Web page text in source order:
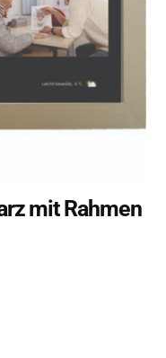
mit Rahmen